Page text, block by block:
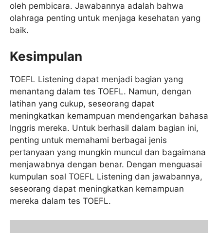
oleh pembicara. Jawabannya adalah bahwa
olahraga penting untuk menjaga kesehatan yang
baik.
Kesimpulan
TOEFL Listening dapat menjadi bagian yang
menantang dalam tes TOEFL. Namun, dengan
latihan yang cukup, seseorang dapat
meningkatkan kemampuan mendengarkan bahasa
Inggris mereka. Untuk berhasil dalam bagian ini,
penting untuk memahami berbagai jenis
pertanyaan yang mungkin muncul dan bagaimana
menjawabnya dengan benar. Dengan menguasai
kumpulan soal TOEFL Listening dan jawabannya,
seseorang dapat meningkatkan kemampuan
mereka dalam tes TOEFL.